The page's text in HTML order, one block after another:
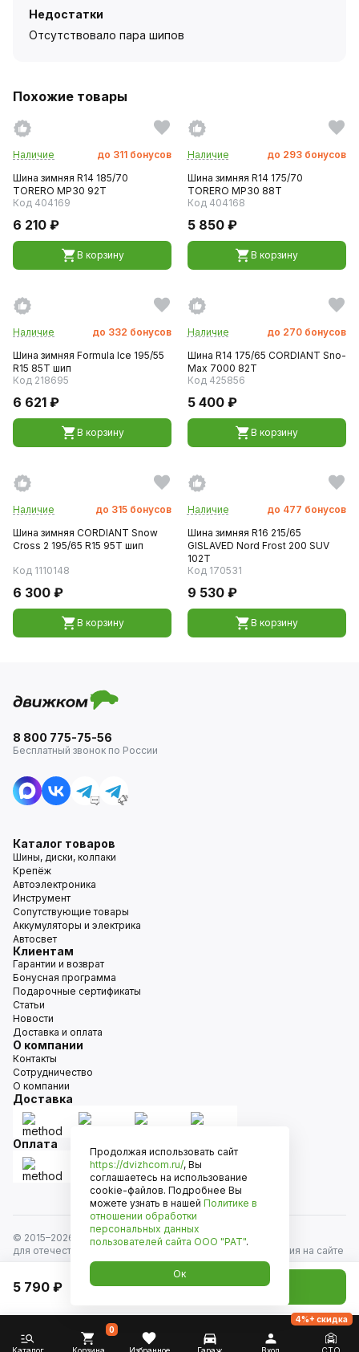
Недостатки
Отсутствовало пара шипов
Похожие товары
Наличие до 311 бонусов
Шина зимняя R14 185/70
TORERO MP30 92T
Код 404169
6 210 ₽
В корзину
Наличие до 293 бонусов
Шина зимняя R14 175/70
TORERO MP30 88T
Код 404168
5 850 ₽
В корзину
Наличие до 332 бонусов
Шина зимняя Formula Ice 195/55
R15 85T шип
Код 218695
6 621 ₽
В корзину
Наличие до 270 бонусов
Шина R14 175/65 CORDIANT Sno-
Max 7000 82T
Код 425856
5 400 ₽
В корзину
Наличие до 315 бонусов
Шина зимняя CORDIANT Snow
Cross 2 195/65 R15 95T шип
Код 1110148
6 300 ₽
В корзину
Наличие до 477 бонусов
Шина зимняя R16 215/65
GISLAVED Nord Frost 200 SUV
102T
Код 170531
9 530 ₽
В корзину
5 790 ₽ Добавить в корзину
8 800 775-75-56
Бесплатный звонок по России
Каталог товаров
Шины, диски, колпаки
Крепёж
Автоэлектроника
Инструмент
Сопутствующие товары
Аккумуляторы и электрика
Автосвет
Клиентам
Гарантии и возврат
Бонусная программа
Подарочные сертификаты
Статьи
Новости
Доставка и оплата
О компании
Контакты
Сотрудничество
О компании
Доставка
Оплата
© 2015–2026
Движком — сеть магазинов автозапчастей
для отечественных автомобилей и иномарок. Информация на сайте
носит исключительно информационный характер и не является
публичной офертой, определяемой положениями
ст. 437 Гражданского кодекса РФ. Все права защищены.
0
4%+ скидка
Продолжая использовать сайт
https://dvizhcom.ru/, Вы
соглашаетесь на использование
cookie-файлов. Подробнее Вы
можете узнать в нашей Политике в
отношении обработки
персональных данных
пользователей сайта ООО "РАТ".
Ок